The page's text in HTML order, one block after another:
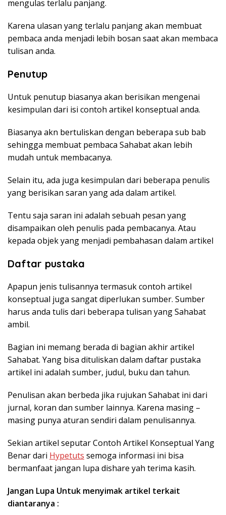
mengulas terlalu panjang.
Karena ulasan yang terlalu panjang akan membuat
pembaca anda menjadi lebih bosan saat akan membaca
tulisan anda.
Penutup
Untuk penutup biasanya akan berisikan mengenai
kesimpulan dari isi contoh artikel konseptual anda.
Biasanya akn bertuliskan dengan beberapa sub bab
sehingga membuat pembaca Sahabat akan lebih
mudah untuk membacanya.
Selain itu, ada juga kesimpulan dari beberapa penulis
yang berisikan saran yang ada dalam artikel.
Tentu saja saran ini adalah sebuah pesan yang
disampaikan oleh penulis pada pembacanya. Atau
kepada objek yang menjadi pembahasan dalam artikel
Daftar pustaka
Apapun jenis tulisannya termasuk contoh artikel
konseptual juga sangat diperlukan sumber. Sumber
harus anda tulis dari beberapa tulisan yang Sahabat
ambil.
Bagian ini memang berada di bagian akhir artikel
Sahabat. Yang bisa dituliskan dalam daftar pustaka
artikel ini adalah sumber, judul, buku dan tahun.
Penulisan akan berbeda jika rujukan Sahabat ini dari
jurnal, koran dan sumber lainnya. Karena masing –
masing punya aturan sendiri dalam penulisannya.
Sekian artikel seputar Contoh Artikel Konseptual Yang
Benar dari Hypetuts semoga informasi ini bisa
bermanfaat jangan lupa dishare yah terima kasih.
Jangan Lupa Untuk menyimak artikel terkait
diantaranya :